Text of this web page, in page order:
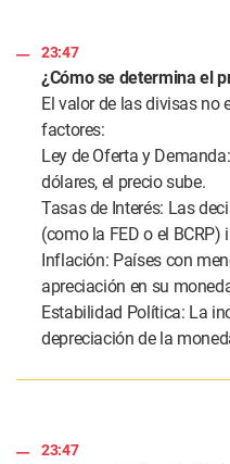
23:47
¿Cómo se determina el
El valor de las divisas no
factores:
Ley de Oferta y
dólares, el precio sube.
Tasas de Interés: Las
(como la FED o el
Inflación: Países con
apreciación en su
Estabilidad Política: La
depreciación de la
23:47